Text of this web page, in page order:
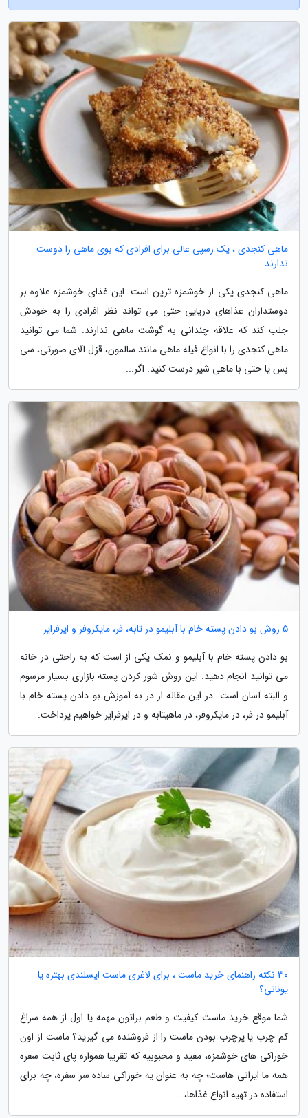
ماهی کنجدی ، یک رسپی عالی برای افرادی که بوی ماهی را دوست
ندارند
ماهی کنجدی یکی از خوشمزه ترین است. این غذای خوشمزه علاوه بر
دوستداران غذاهای دریایی حتی می تواند نظر افرادی را به خودش
جلب کند که علاقه چندانی به گوشت ماهی ندارند. شما می توانید
ماهی کنجدی را با انواع فیله ماهی مانند سالمون، قزل آلای صورتی، سی
بس یا حتی با ماهی شیر درست کنید. اگر...
5 روش بو دادن پسته خام با آبلیمو در تابه، فر، مایکروفر و ایرفرایر
بو دادن پسته خام با آبلیمو و نمک یکی از است که به راحتی در خانه
می توانید انجام دهید. این روش شور کردن پسته بازاری بسیار مرسوم
و البته آسان است. در این مقاله از در به آموزش بو دادن پسته خام با
آبلیمو در فر، در مایکروفر، در ماهیتابه و در ایرفرایر خواهیم پرداخت.
30 نکته راهنمای خرید ماست ، برای لاغری ماست ایسلندی بهتره یا
یونانی؟
شما موقع خرید ماست کیفیت و طعم براتون مهمه یا اول از همه سراغ
کم چرب یا پرچرب بودن ماست را از فروشنده می گیرید؟ ماست از اون
خوراکی های خوشمزه، مفید و محبوبیه که تقریبا همواره پای ثابت سفره
همه ما ایرانی هاست؛ چه به عنوان یه خوراکی ساده سر سفره، چه برای
استفاده در تهیه انواع غذاها،...